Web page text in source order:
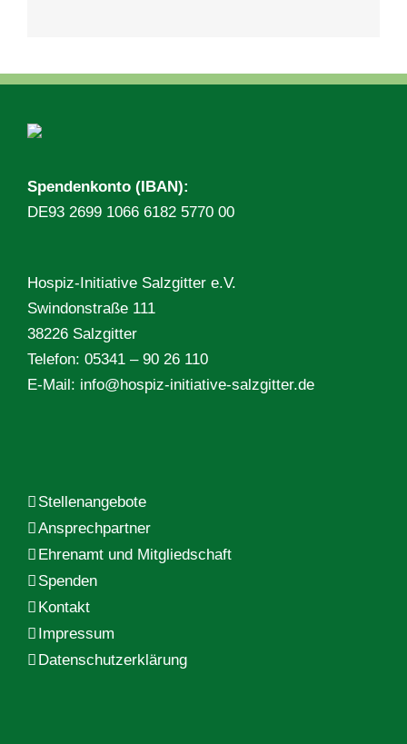
Spendenkonto (IBAN):
DE93 2699 1066 6182 5770 00
Hospiz-Initiative Salzgitter e.V.
Swindonstraße 111
38226 Salzgitter
Telefon: 05341 – 90 26 110
E-Mail: info@hospiz-initiative-salzgitter.de
Stellenangebote
Ansprechpartner
Ehrenamt und Mitgliedschaft
Spenden
Kontakt
Impressum
Datenschutzerklärung